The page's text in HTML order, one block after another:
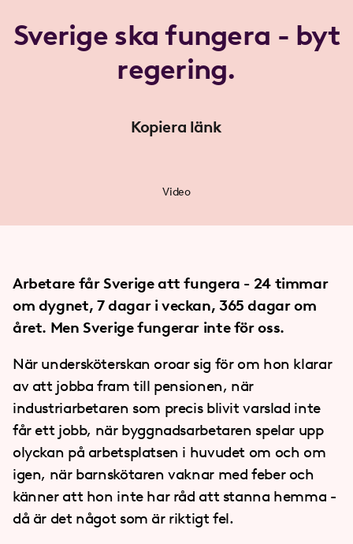
Sverige ska fungera - byt
regering.
Kopiera länk
Video
Arbetare får Sverige att fungera - 24 timmar
om dygnet, 7 dagar i veckan, 365 dagar om
året. Men Sverige fungerar inte för oss.
När undersköterskan oroar sig för om hon klarar
av att jobba fram till pensionen, när
industriarbetaren som precis blivit varslad inte
får ett jobb, när byggnadsarbetaren spelar upp
olyckan på arbetsplatsen i huvudet om och om
igen, när barnskötaren vaknar med feber och
känner att hon inte har råd att stanna hemma -
då är det något som är riktigt fel.